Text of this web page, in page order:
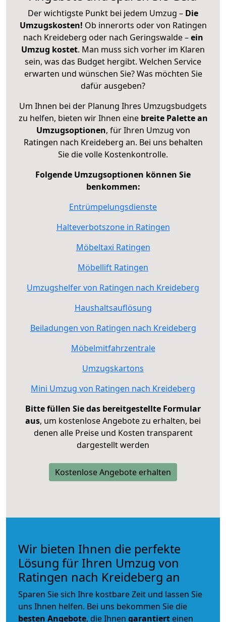
Der wichtigste Punkt bei jedem Umzug – Die
Umzugskosten! Ob innerorts oder von Ratingen
nach Kreideberg oder nach Geringswalde –ein
Umzug kostet. Man muss sich vorher im Klaren
sein, was das Budget hergibt. Welchen Service
erwarten und wünschen Sie? Was möchten Sie
dafür ausgeben?
Um Ihnen bei der Planung Ihres Umzugsbudgets
zu helfen, bieten wir Ihnen eine breite Palette an
Umzugsoptionen, für Ihren Umzug von
Ratingen nach Kreideberg an. Bei uns behalten
Sie die volle Kostenkontrolle.
Folgende Umzugsoptionen können Sie
benkommen:
Entrümpelungsdienste
Halteverbotszone in Ratingen
Möbeltaxi Ratingen
Möbellift Ratingen
Umzugshelfer von Ratingen nach Kreideberg
Haushaltsauflösung
Beiladungen von Ratingen nach Kreideberg
Möbelmitfahrzentrale
Umzugskartons
Mini Umzug von Ratingen nach Kreideberg
Bitte füllen Sie das bereitgestellte Formular
aus, um kostenlose Angebote zu erhalten, bei
denen alle Preise und Kosten transparent
dargestellt werden
Kostenlose Angebote erhalten
Wir bieten Ihnen die perfekte
Lösung für Ihren Umzug von
Ratingen nach Kreideberg an
Sparen Sie sich Ihre kostbare Zeit und lassen Sie
uns Ihnen helfen. Bei uns bekommen Sie die
besten Angebote, die Ihnen garantiert einen